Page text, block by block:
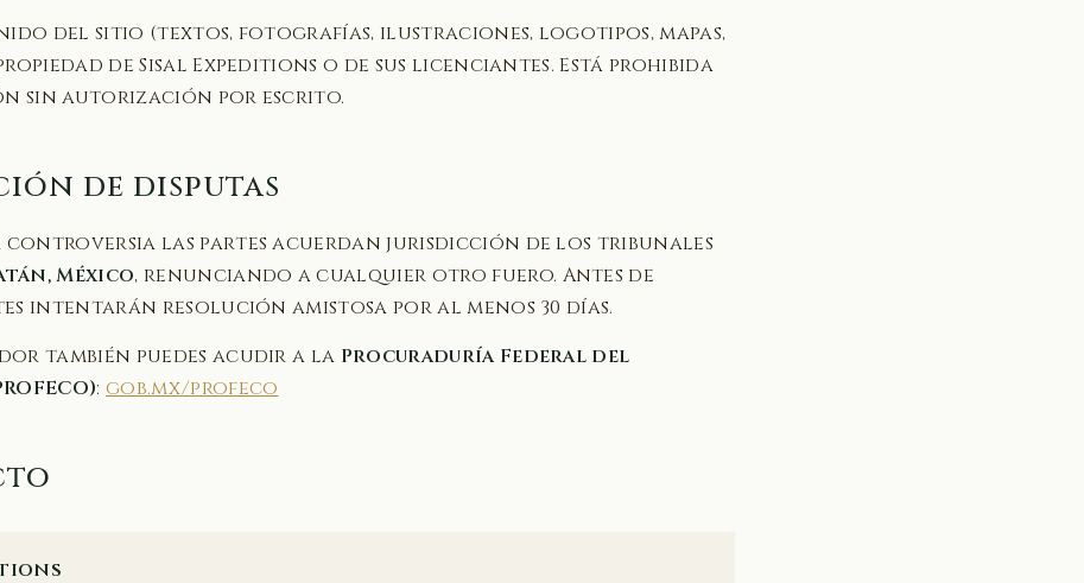
del sitio (textos, fotografías, ilustraciones, logotipos, mapas,
de Sisal Expeditions o de sus licenciantes. Está prohibida
sin autorización por escrito.
de disputas
controversia las partes acuerdan jurisdicción de los tribunales
México, renunciando a cualquier otro fuero. Antes de
intentarán resolución amistosa por al menos 30 días.
también puedes acudir a la Procuraduría Federal del
:gob.mx/profeco